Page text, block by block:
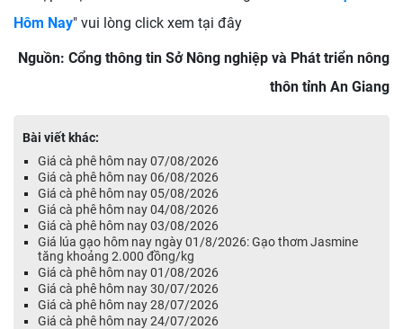
Hôm Nay" vui lòng click xem tại đây
Nguồn: Cổng thông tin Sở Nông nghiệp và Phát triển nông
thôn tỉnh An Giang
Bài viết khác:
Giá cà phê hôm nay 07/08/2026
Giá cà phê hôm nay 06/08/2026
Giá cà phê hôm nay 05/08/2026
Giá cà phê hôm nay 04/08/2026
Giá cà phê hôm nay 03/08/2026
Giá lúa gạo hôm nay ngày 01/8/2026: Gạo thơm Jasmine
tăng khoảng 2.000 đồng/kg
Giá cà phê hôm nay 01/08/2026
Giá cà phê hôm nay 30/07/2026
Giá cà phê hôm nay 28/07/2026
Giá cà phê hôm nay 24/07/2026